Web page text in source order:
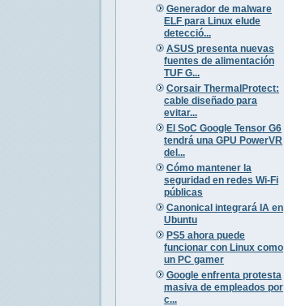
Generador de malware
ELF para Linux elude
detecció...
ASUS presenta nuevas
fuentes de alimentación
TUF G...
Corsair ThermalProtect:
cable diseñado para
evitar...
El SoC Google Tensor G6
tendrá una GPU PowerVR
del...
Cómo mantener la
seguridad en redes Wi-Fi
públicas
Canonical integrará IA en
Ubuntu
PS5 ahora puede
funcionar con Linux como
un PC gamer
Google enfrenta protesta
masiva de empleados por
c...